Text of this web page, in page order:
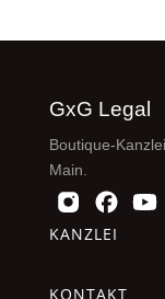
GxG Legal
Boutique-
Main.
KANZLEI
KONTAKT